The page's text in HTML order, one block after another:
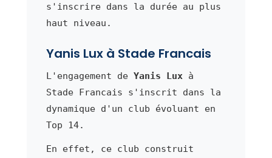
s'inscrire dans la durée au plus
haut niveau.
Yanis Lux à Stade Francais
L'engagement de Yanis Luxà
Stade Francais s'inscrit dans la
dynamique d'un club évoluant en
Top 14.
En effet, ce club construit